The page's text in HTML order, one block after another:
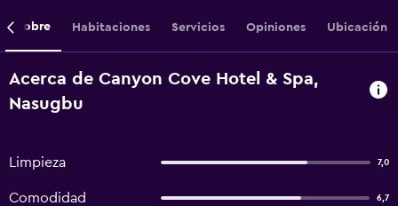
Sobre Habitaciones Servicios Opiniones Ubicación
Acerca de Canyon Cove Hotel & Spa,
Nasugbu
Limpieza 7,0
Comodidad 6,7